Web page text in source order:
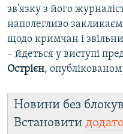
зв'язку з його
наполегливо
щодо кримчан і
– йдеться у виступі
Острієн,
Новини без
Встановити